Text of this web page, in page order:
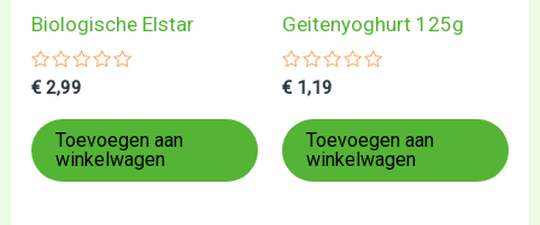
Biologische Elstar
Gewaardeerd
uit
5
€ 2,99
Toevoegen aan
winkelwagen
Geitenyoghurt 125g
Gewaardeerd
uit
5
€ 1,19
Toevoegen aan
winkelwagen